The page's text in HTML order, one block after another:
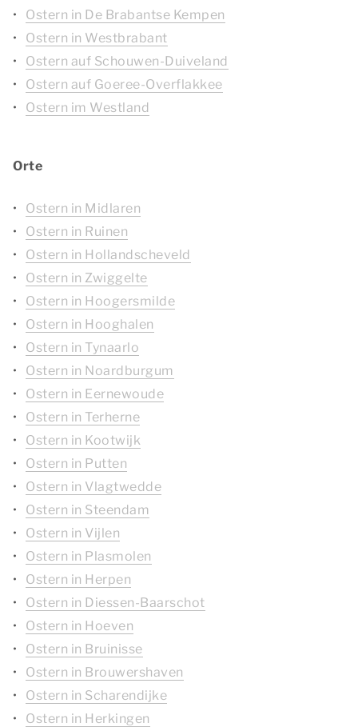
Ostern in De Brabantse Kempen
Ostern in Westbrabant
Ostern auf Schouwen-Duiveland
Ostern auf Goeree-Overflakkee
Ostern im Westland
Orte
Ostern in Midlaren
Ostern in Ruinen
Ostern in Hollandscheveld
Ostern in Zwiggelte
Ostern in Hoogersmilde
Ostern in Hooghalen
Ostern in Tynaarlo
Ostern in Noardburgum
Ostern in Eernewoude
Ostern in Terherne
Ostern in Kootwijk
Ostern in Putten
Ostern in Vlagtwedde
Ostern in Steendam
Ostern in Vijlen
Ostern in Plasmolen
Ostern in Herpen
Ostern in Diessen-Baarschot
Ostern in Hoeven
Ostern in Bruinisse
Ostern in Brouwershaven
Ostern in Scharendijke
Ostern in Herkingen